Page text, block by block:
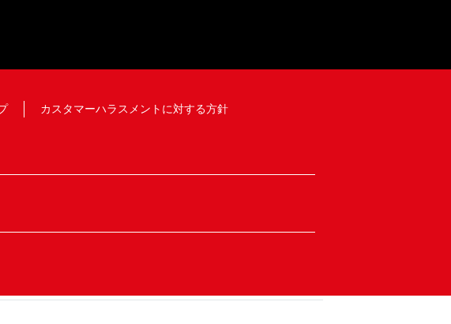
カスタマーハラスメントに対する方針